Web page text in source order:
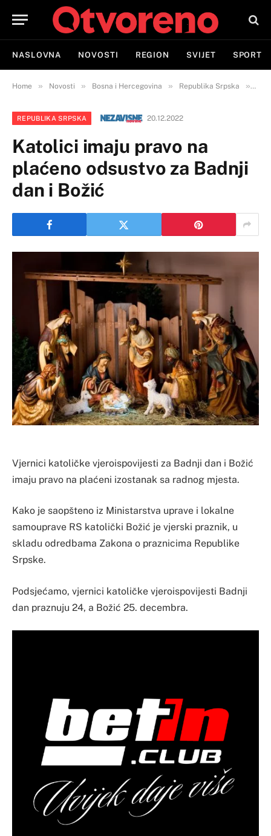
NASLOVNA NOVOSTI REGION SVIJET SPORT
Home » Novosti » Bosna i Hercegovina » Republika Srpska »
REPUBLIKA SRPSKA 20.12.2022
Katolici imaju pravo na
plaćeno odsustvo za Badnji
dan i Božić
Vjernici katoličke vjeroispovijesti za Badnji dan i Božić
imaju pravo na plaćeni izostanak sa radnog mjesta.
Kako je saopšteno iz Ministarstva uprave i lokalne
samouprave RS katolički Božić je vjerski praznik, u
skladu odredbama Zakona o praznicima Republike
Srpske.
Podsjećamo, vjernici katoličke vjeroispovijesti Badnji
dan praznuju 24, a Božić 25. decembra.